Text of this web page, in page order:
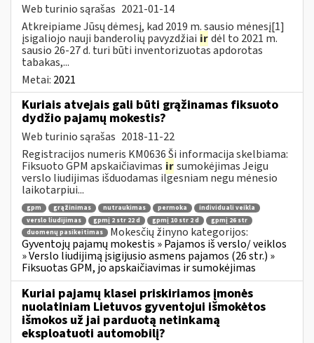
Web turinio sąrašas 2021-01-14
Atkreipiame Jūsų dėmesį, kad 2019 m. sausio mėnesį[1]
įsigaliojo nauji banderolių pavyzdžiai irdėl to 2021 m.
sausio 26-27 d. turi būti inventorizuotas apdorotas
tabakas,...
Metai: 2021
Kuriais atvejais gali būti grąžinamas fiksuoto
dydžio pajamų mokestis?
Web turinio sąrašas 2018-11-22
Registracijos numeris KM0636 Ši informacija skelbiama:
Fiksuoto GPM apskaičiavimas irsumokėjimas Jeigu
verslo liudijimas išduodamas ilgesniam negu mėnesio
laikotarpiui...
gpm grąžinimas nutraukimas permoka
individuali veikla
verslo liudijimas
gpmį 2 str 22 d gpmį 10 str 2 d
gpmį 26 str
duomenų pasikeitimas
Mokesčių žinyno kategorijos:
Gyventojų pajamų mokestis » Pajamos iš verslo/ veiklos
» Verslo liudijimą įsigijusio asmens pajamos (26 str.) »
Fiksuotas GPM, jo apskaičiavimas ir sumokėjimas
Kuriai pajamų klasei priskiriamos įmonės
nuolatiniam Lietuvos gyventojui išmokėtos
išmokos už jai parduotą netinkamą
eksploatuoti automobilį?